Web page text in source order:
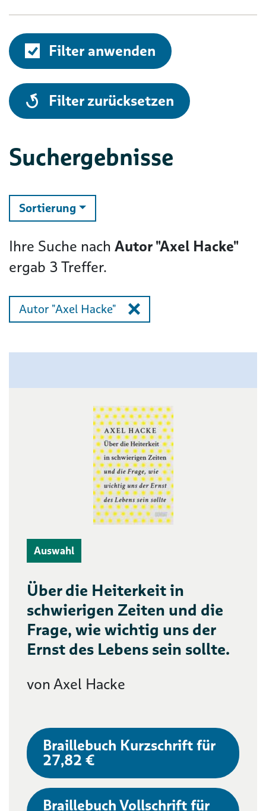
Filter anwenden
alle
Filter zurücksetzen
Suchergebnisse
Sortierung ändern
Ihre Suche nach Autor "Axel Hacke"
ergab 3Treffer.
Autor "Axel Hacke"
Auswahl
Über die Heiterkeit in
schwierigen Zeiten und die
Frage, wie wichtig uns der
Ernst des Lebens sein sollte.
von Axel Hacke
Braillebuch Kurzschrift für
27,82 €
Braillebuch Vollschrift für